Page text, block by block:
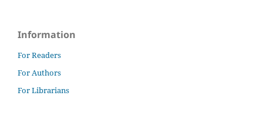
Information
For Readers
For Authors
For Librarians